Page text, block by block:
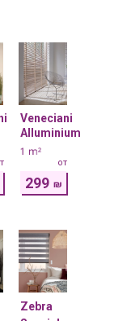
299 ₪
Veneciani
Alluminium
от
Zebra